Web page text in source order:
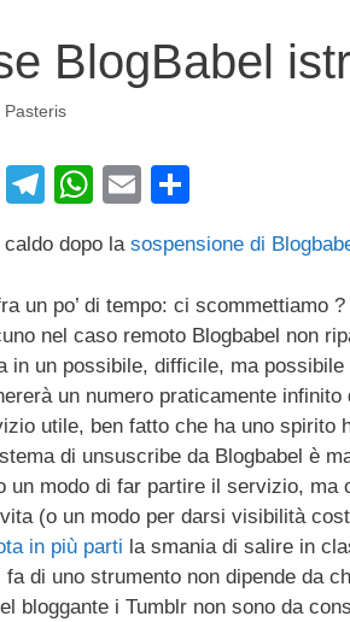
BlogBabel
Pasteris
Li
T
e
gr
a
m
W
at
s
A
p
p
E
ail n
di
vi
di
dopo la sospensione di
un po’ di tempo: ci scommettiamo
nel caso remoto Blogbabel non
in un possibile, difficile, ma possibile
un numero praticamente
utile, ben fatto che ha uno spirito
di unsuscribe da Blogbabel è
un modo di far partire il servizio, ma
(o un modo per darsi visibilità
in più parti la smania di salire in
di uno strumento non dipende da
bloggante i Tumblr non sono da